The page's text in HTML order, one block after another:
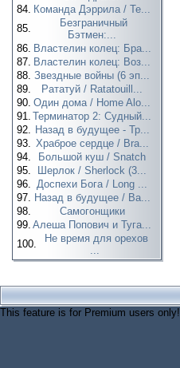
84. Команда Дэррила / Te...
85.
Безграничный
Бэтмен:...
86. Властелин колец: Бра...
87. Властелин колец: Воз...
88. Звездные войны (6 эп...
89.
Рататуй / Ratatouill...
90. Один дома / Home Alo...
91. Терминатор 2: Судный...
92. Назад в будущее - Тр...
93. Храброе сердце / Bra...
94.
Большой куш / Snatch
95.
Шерлок / Sherlock (3...
96. Доспехи Бога / Long ...
97. Назад в будущее / Ba...
98.
Самогонщики
99. Алеша Попович и Туга...
100.
Не время для орехов
...
This feature is for Premium users only!